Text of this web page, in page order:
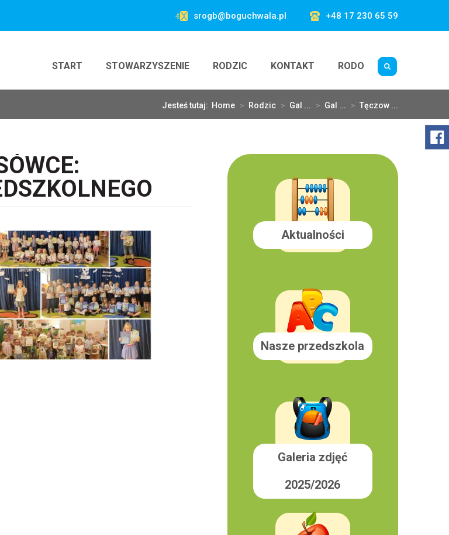
srogb@boguchwala.pl +48 17 230 65 59
START STOWARZYSZENIE RODZIC KONTAKT RODO
Jesteś tutaj: Home > Rodzic > Gal ... > Gal ... > Tęczow ...
Aktualności
Nasze przedszkola
Galeria zdjęć
2025/2026